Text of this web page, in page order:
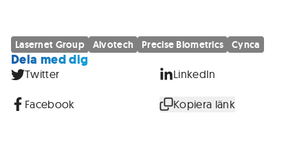
Lasernet Group Alvotech Precise Biometrics Cynca
Dela med dig
Twitter LinkedIn
Facebook Kopiera länk